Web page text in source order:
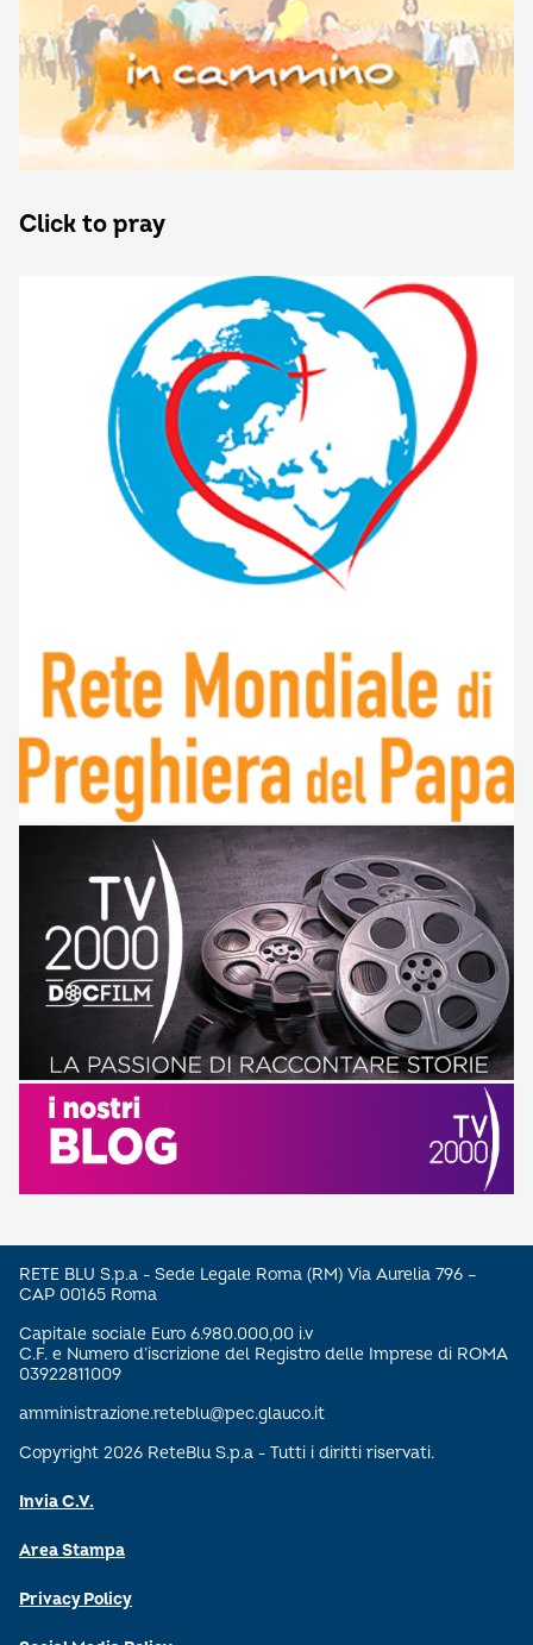
Click to pray
RETE BLU S.p.a - Sede Legale Roma (RM) Via Aurelia 796 –
CAP 00165 Roma
Capitale sociale Euro 6.980.000,00 i.v
C.F. e Numero d’iscrizione del Registro delle Imprese di ROMA
03922811009
amministrazione.reteblu@pec.glauco.it
Copyright 2026 ReteBlu S.p.a - Tutti i diritti riservati.
Invia C.V.
Area Stampa
Privacy Policy